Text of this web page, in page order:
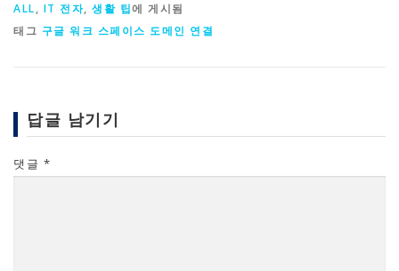
ALL, IT 전자, 생활 팁에 게시됨
태그 구글 워크 스페이스 도메인 연결
답글 남기기
댓글 *